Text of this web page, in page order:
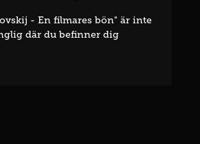
- En filmares bön" är inte
där du befinner dig
cinema prayer